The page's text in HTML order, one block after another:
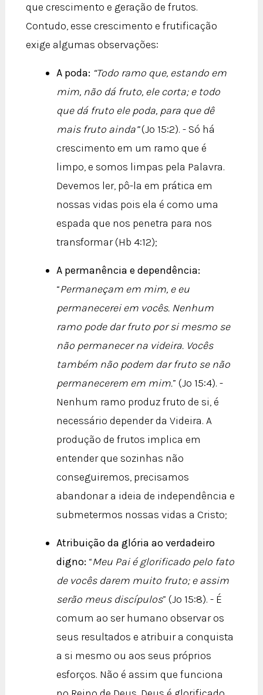
que crescimento e geração de frutos.
Contudo, esse crescimento e frutificação
exige algumas observações:
A poda: “Todo ramo que, estando em
mim, não dá fruto, ele corta; e todo
que dá fruto ele poda, para que dê
mais fruto ainda”(Jo 15:2). - Só há
crescimento em um ramo que é
limpo, e somos limpas pela Palavra.
Devemos ler, pô-la em prática em
nossas vidas pois ela é como uma
espada que nos penetra para nos
transformar (Hb 4:12);
A permanência e dependência:
“Permaneçam em mim, e eu
permanecerei em vocês. Nenhum
ramo pode dar fruto por si mesmo se
não permanecer na videira. Vocês
também não podem dar fruto se não
permanecerem em mim.” (Jo 15:4). -
Nenhum ramo produz fruto de si, é
necessário depender da Videira. A
produção de frutos implica em
entender que sozinhas não
conseguiremos, precisamos
abandonar a ideia de independência e
submetermos nossas vidas a Cristo;
Atribuição da glória ao verdadeiro
digno: “Meu Pai é glorificado pelo fato
de vocês darem muito fruto; e assim
serão meus discípulos” (Jo 15:8). - É
comum ao ser humano observar os
seus resultados e atribuir a conquista
a si mesmo ou aos seus próprios
esforços. Não é assim que funciona